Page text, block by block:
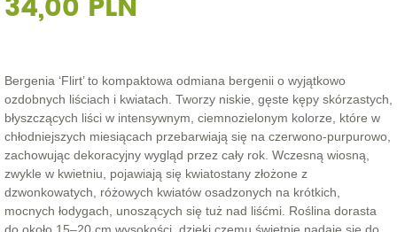
Bergenia ‘Flirt’ to kompaktowa odmiana bergenii o wyjątkowo
ozdobnych liściach i kwiatach. Tworzy niskie, gęste kępy skórzastych,
błyszczących liści w intensywnym, ciemnozielonym kolorze, które w
chłodniejszych miesiącach przebarwiają się na czerwono-purpurowo,
zachowując dekoracyjny wygląd przez cały rok. Wczesną wiosną,
zwykle w kwietniu, pojawiają się kwiatostany złożone z
dzwonkowatych, różowych kwiatów osadzonych na krótkich,
mocnych łodygach, unoszących się tuż nad liśćmi. Roślina dorasta
do około 15–20 cm wysokości, dzięki czemu świetnie nadaje się do